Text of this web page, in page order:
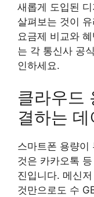
새롭게 도입된
살펴보는 것이
요금제 비교와
는 각 통신사 공
인하세요.
클라우드
결하는
스마트폰 용량이
것은 카카오톡
진입니다. 메신
것만으로도 수